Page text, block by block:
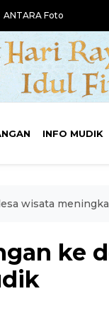
ANTARA Foto
INFO MUDIK
wisata
ke